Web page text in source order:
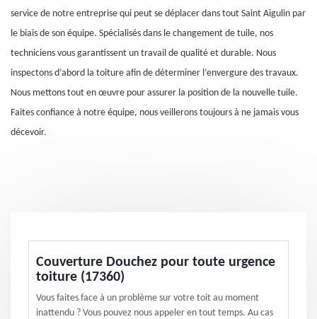
service de notre entreprise qui peut se déplacer dans tout Saint Aigulin par
le biais de son équipe. Spécialisés dans le changement de tuile, nos
techniciens vous garantissent un travail de qualité et durable. Nous
inspectons d’abord la toiture afin de déterminer l’envergure des travaux.
Nous mettons tout en œuvre pour assurer la position de la nouvelle tuile.
Faites confiance à notre équipe, nous veillerons toujours à ne jamais vous
décevoir.
Couverture Douchez pour toute urgence
toiture (17360)
Vous faites face à un problème sur votre toit au moment
inattendu ? Vous pouvez nous appeler en tout temps. Au cas